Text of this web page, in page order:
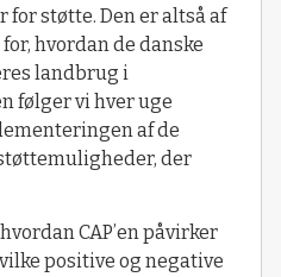
støtte. Den er altså af
hvordan de danske
landbrug i
følger vi hver uge
af de
der
CAP’en påvirker
positive og negative